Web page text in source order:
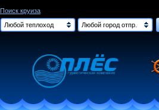
Поиск круиза
Любой теплоход
Любой город отпр.